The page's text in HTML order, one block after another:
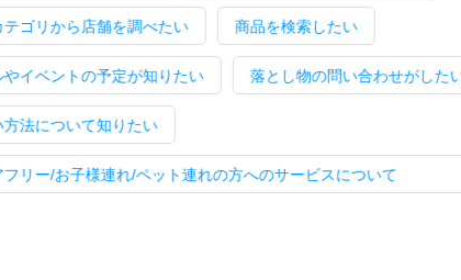
テゴリから店舗を調べたい 商品を検索したい
やイベントの予定が知りたい 落とし物の問い合わせがした
方法について知りたい